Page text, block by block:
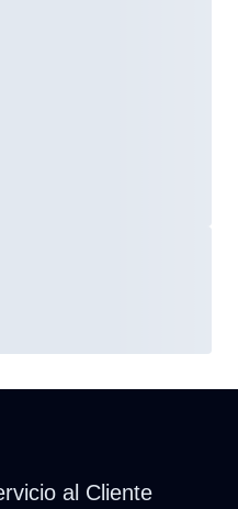
al Cliente